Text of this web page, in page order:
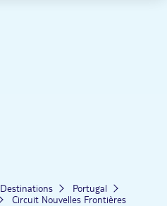
Destinations
Portugal
Circuit Nouvelles Frontières